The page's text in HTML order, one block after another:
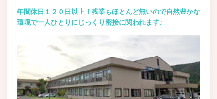
年間休日１２０日以上！残業もほとんど無いので自然豊かな
環境で一人ひとりにじっくり密接に関われます♪